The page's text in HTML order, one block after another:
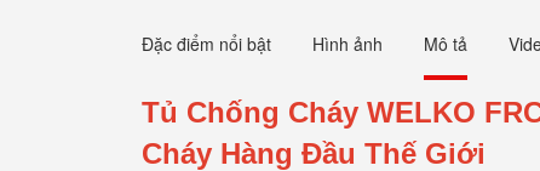
Đặc điểm nổi bật Hình ảnh Mô tả
Tủ Chống Cháy WELKO
Cháy Hàng Đầu Thế Giới